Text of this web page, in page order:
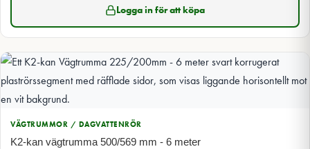
Logga in för att köpa
VÄGTRUMMOR / DAGVATTENRÖR
K2-kan vägtrumma 500/569 mm - 6 meter